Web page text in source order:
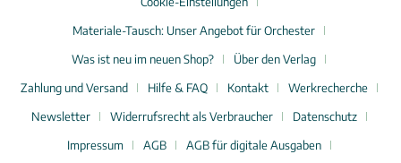
Materiale-Tausch: Unser Angebot für Orchester
Was ist neu im neuen Shop?
Über den Verlag
Zahlung und Versand
Hilfe & FAQ Kontakt
Werkrecherche
Newsletter
Widerrufsrecht als Verbraucher
Datenschutz
Impressum
AGB
AGB für digitale Ausgaben